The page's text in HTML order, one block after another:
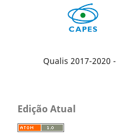
Qualis 2017-2020 -
Edição Atual